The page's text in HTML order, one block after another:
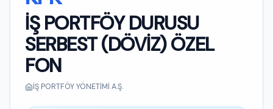
İŞ PORTFÖY DURUSU
SERBEST (DÖVİZ) ÖZEL
FON
İŞ PORTFÖY YÖNETİMİ A.Ş.